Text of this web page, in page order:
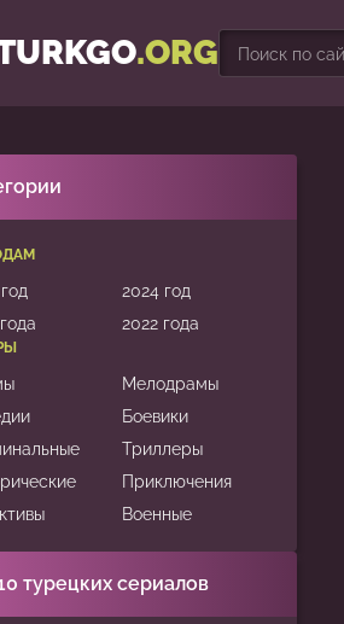
.ORG
2024 год
2022 года
Мелодрамы
Боевики
Триллеры
Приключения
Военные
турецких сериалов